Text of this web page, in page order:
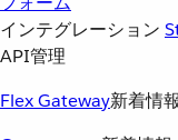
インテグレーション
API管理
Flex Gateway新着情報